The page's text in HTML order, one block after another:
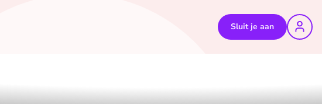
Sluit je aan